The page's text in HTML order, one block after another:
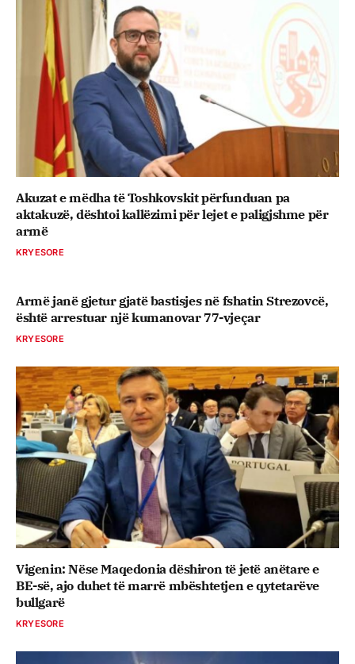
Akuzat e mëdha të Toshkovskit përfunduan pa
aktakuzë, dështoi kallëzimi për lejet e paligjshme për
armë
KRYESORE
Armë janë gjetur gjatë bastisjes në fshatin Strezovcë,
është arrestuar një kumanovar 77-vjeçar
KRYESORE
Vigenin: Nëse Maqedonia dëshiron të jetë anëtare e
BE-së, ajo duhet të marrë mbështetjen e qytetarëve
bullgarë
KRYESORE